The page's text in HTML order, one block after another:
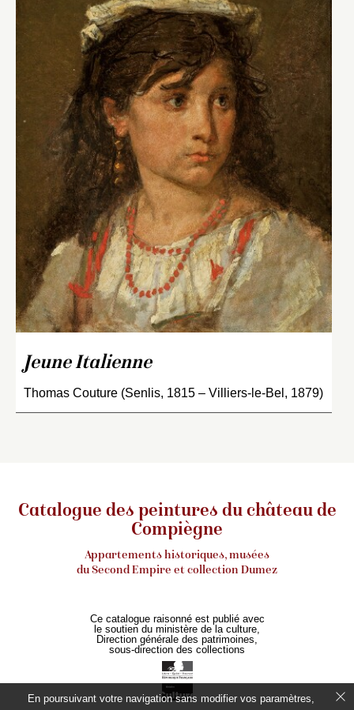
Jeune Italienne
Thomas Couture (Senlis, 1815 – Villiers-le-Bel, 1879)
Catalogue des peintures du château de
Compiègne
Appartements historiques, musées
du Second Empire et collection Dumez
Ce catalogue raisonné est publié avec
le soutien du ministère de la culture,
Direction générale des patrimoines,
sous-direction des collections
En poursuivant votre navigation sans modifier vos paramètres,